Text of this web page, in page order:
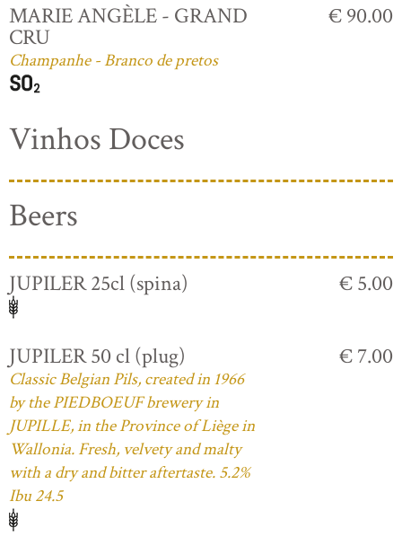
MARIE ANGÈLE - GRAND
CRU
Champanhe - Branco de pretos
€ 90.00
Vinhos Doces
Beers
JUPILER 25cl (spina) € 5.00
JUPILER 50 cl (plug)
Classic Belgian Pils, created in 1966
by the PIEDBOEUF brewery in
JUPILLE, in the Province of Liège in
Wallonia. Fresh, velvety and malty
with a dry and bitter aftertaste. 5.2%
Ibu 24.5
€ 7.00